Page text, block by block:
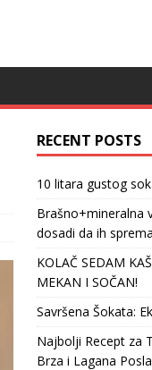
RECENT POSTS
10 litara gustog
Brašno+mineralna
dosadi da ih
KOLAČ SEDAM
MEKAN I SOČAN!
Savršena Šokata:
Najbolji Recept za
Brza i Lagana